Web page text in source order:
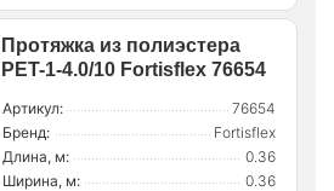
Протяжка из полиэстера
PET-1-4.0/10 Fortisflex 76654
Артикул:
76654
Бренд:
Fortisflex
Длина, м:
0.36
Ширина, м:
0.36